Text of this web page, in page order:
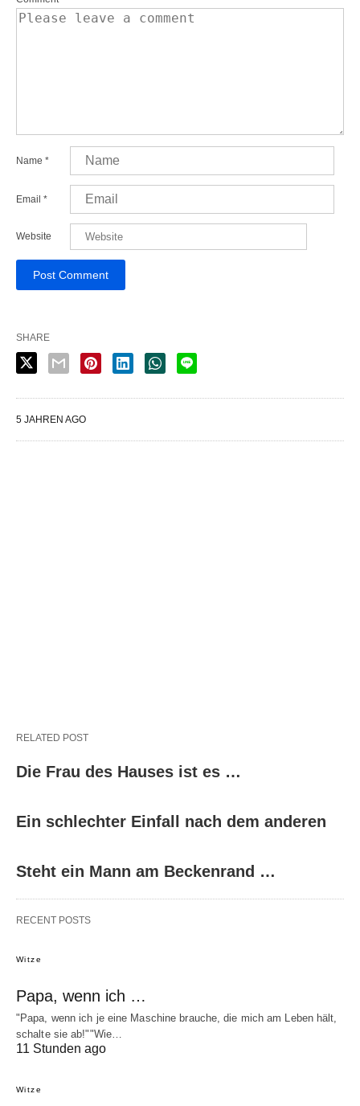
Name *
Email *
Website
SHARE
5 JAHREN AGO
RELATED POST
Die Frau des Hauses ist es …
Ein schlechter Einfall nach dem anderen
Steht ein Mann am Beckenrand …
RECENT POSTS
Witze
Papa, wenn ich …
"Papa, wenn ich je eine Maschine brauche, die mich am Leben hält,
schalte sie ab!""Wie…
11 Stunden ago
Witze